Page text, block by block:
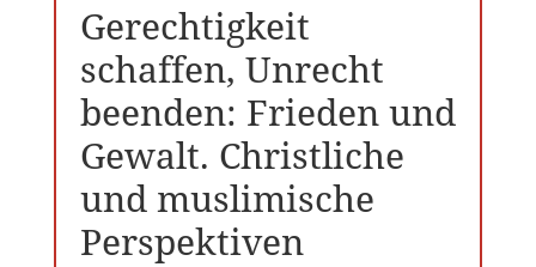
Gerechtigkeit
schaffen, Unrecht
beenden: Frieden und
Gewalt. Christliche
und muslimische
Perspektiven